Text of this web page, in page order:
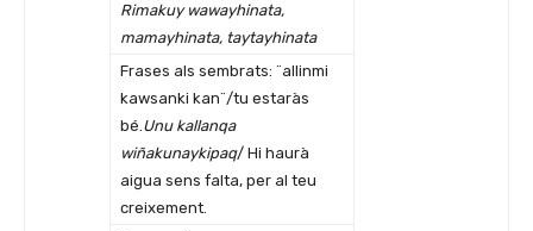
Rimakuy wawayhinata,
mamayhinata, taytayhinata
Frases als sembrats: ¨allinmi
kawsanki kan¨/tu estaràs
bé.Unu kallanqa
wiñakunaykipaq/ Hi haurà
aigua sens falta, per al teu
creixement.